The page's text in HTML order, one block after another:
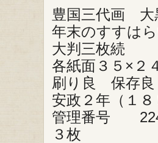
豊国三代画 大
年末のすすは
大判三枚続
各紙面３５×２
刷り良 保存
安政２年（１８
管理番号
３枚